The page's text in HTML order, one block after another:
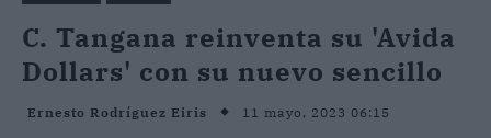
C. Tangana reinventa su 'Avida
Dollars' con su nuevo sencillo
Ernesto Rodríguez Eiris 11 mayo, 2023 06:15